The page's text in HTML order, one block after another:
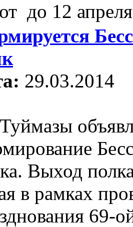
до 12
29.03.2014
Выход
в рамках
69-